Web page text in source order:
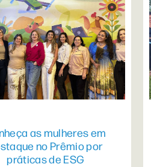
as mulheres em
no Prêmio por
práticas de ESG